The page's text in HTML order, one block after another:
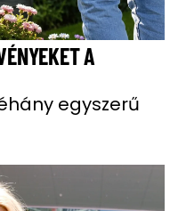
A
egyszerű